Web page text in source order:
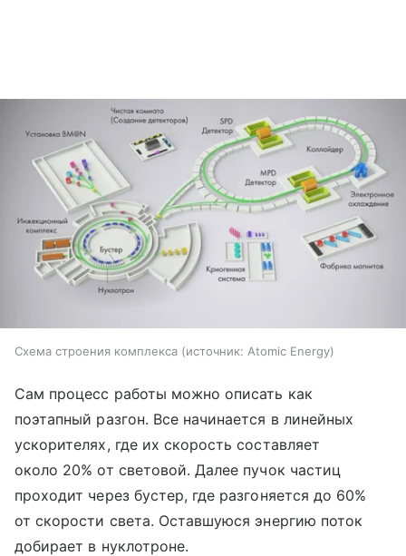
Схема строения комплекса источник: Atomic Energy
Сам процесс работы можно описать как
поэтапный разгон. Все начинается в линейных
ускорителях, где их скорость составляет
около 20% от световой. Далее пучок частиц
проходит через бустер, где разгоняется до 60%
от скорости света. Оставшуюся энергию поток
добирает в нуклотроне.